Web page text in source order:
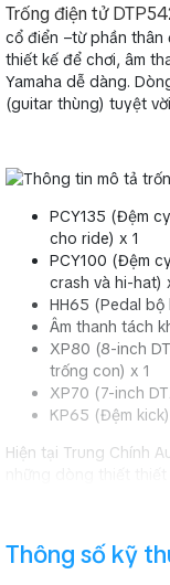
Trống điện tử
cổ điển –từ phần
thiết kế để chơi, âm
Yamaha dễ dàng.
(guitar thùng) tuyệt
PCY135 (Đệm
cho ride) x 1
PCY100 (Đệm
crash và hi-hat)
HH65 (Pedal bộ
Âm thanh tách
XP80 (8-inch
trống con) x 1
XP70 (7-inch
KP65 (Đệm
Hiện tại Trung Chính
đến cho người sử
>> Bạn có thể xem
Thông số kỹ